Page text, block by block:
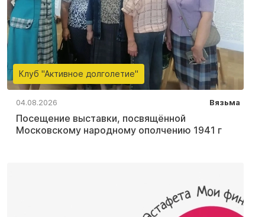
Клуб "Активное долголетие"
04.08.2026 Вязьма
Посещение выставки, посвящённой
Московскому народному ополчению 1941 г